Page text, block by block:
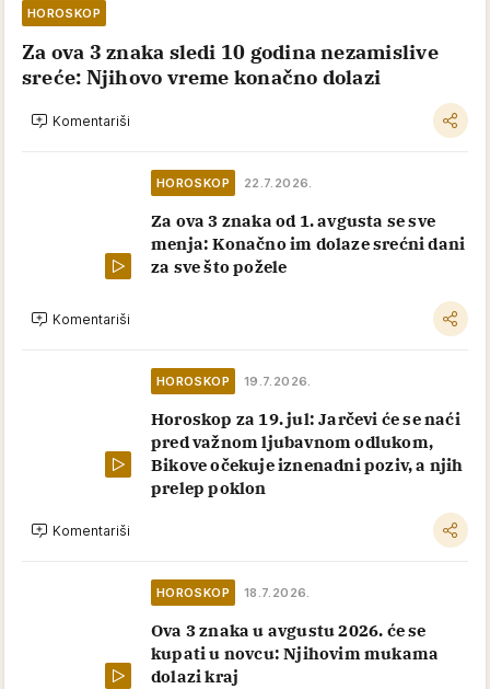
HOROSKOP
Za ova 3 znaka sledi 10 godina nezamislive
sreće: Njihovo vreme konačno dolazi
Komentariši
HOROSKOP 22.7.2026.
Za ova 3 znaka od 1. avgusta se sve
menja: Konačno im dolaze srećni dani
za sve što požele
Komentariši
HOROSKOP 19.7.2026.
Horoskop za 19. jul: Jarčevi će se naći
pred važnom ljubavnom odlukom,
Bikove očekuje iznenadni poziv, a njih
prelep poklon
Komentariši
HOROSKOP 18.7.2026.
Ova 3 znaka u avgustu 2026. će se
kupati u novcu: Njihovim mukama
dolazi kraj